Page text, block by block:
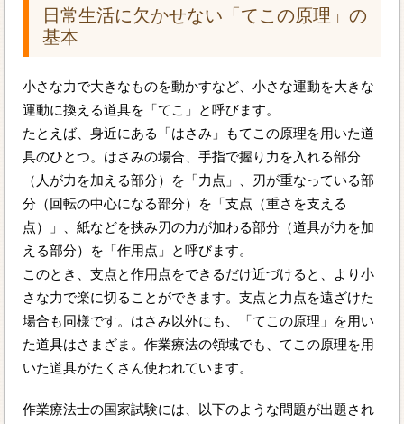
日常生活に欠かせない「てこの原理」の
基本
小さな力で大きなものを動かすなど、小さな運動を大きな
運動に換える道具を「てこ」と呼びます。
たとえば、身近にある「はさみ」もてこの原理を用いた道
具のひとつ。はさみの場合、手指で握り力を入れる部分
（人が力を加える部分）を「力点」、刃が重なっている部
分（回転の中心になる部分）を「支点（重さを支える
点）」、紙などを挟み刃の力が加わる部分（道具が力を加
える部分）を「作用点」と呼びます。
このとき、支点と作用点をできるだけ近づけると、より小
さな力で楽に切ることができます。支点と力点を遠ざけた
場合も同様です。はさみ以外にも、「てこの原理」を用い
た道具はさまざま。作業療法の領域でも、てこの原理を用
いた道具がたくさん使われています。
作業療法士の国家試験には、以下のような問題が出題され